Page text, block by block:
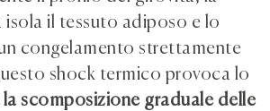
il tessuto adiposo e lo
congelamento strettamente
shock termico provoca lo
scomposizione graduale delle